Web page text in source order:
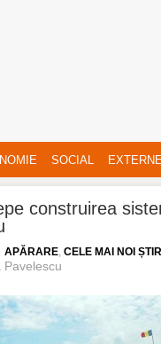
SOCIAL
construirea
APĂRARE, CELE MAI NOI
Pavelescu